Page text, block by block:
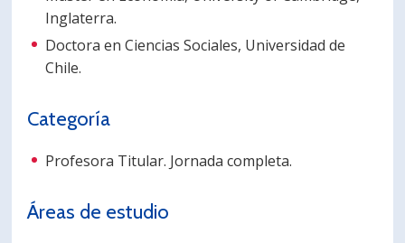
Postulantes
Inglaterra.
Doctora en Ciencias Sociales, Universidad de
Chile.
Categoría
Profesora Titular. Jornada completa.
Áreas de estudio